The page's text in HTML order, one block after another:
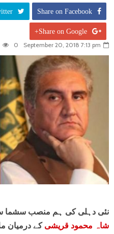
Share on Facebook
Share on Google+
September 20, 2018 7:13 pm
0
نئی دہلی کی ہم منصب سشما
شاہ محمود قریشی